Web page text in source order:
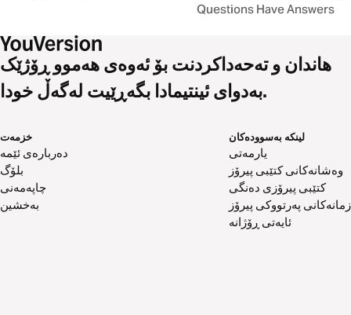
Questions Have Answers
هاندان و تەحەداکردنت بۆ ئەوەی هەموو ڕۆژێک
بەدوای ئینتیمادا بگەڕێیت لەگەڵ خودا.
خزمەت
دەربارەی ئێمە
بلۆگ
چاپەمەنی
بەخشین
لینکە بەسوودەکان
یارمەتی
وەشانەکانی کتێبی پیرۆز
کتێبی پیرۆزی دەنگی
زمانەکانی پەرتووکی پیرۆز
ئایەتی ڕۆژانە